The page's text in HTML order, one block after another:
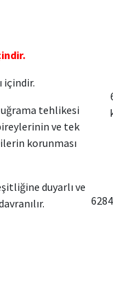
içindir.
uğrama tehlikesi
ve tek
korunması
duyarlı ve